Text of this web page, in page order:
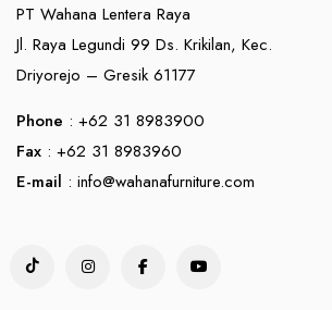
PT Wahana Lentera Raya
Jl. Raya Legundi 99 Ds. Krikilan, Kec.
Driyorejo – Gresik 61177
Phone : +62 31 8983900
Fax : +62 31 8983960
E-mail : info@wahanafurniture.com